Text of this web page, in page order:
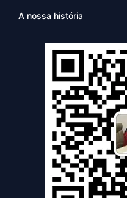
A nossa história